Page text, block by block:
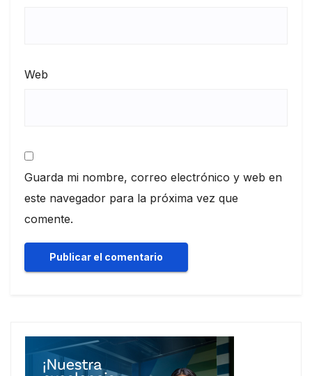
Web
Guarda mi nombre, correo electrónico y web en
este navegador para la próxima vez que
comente.